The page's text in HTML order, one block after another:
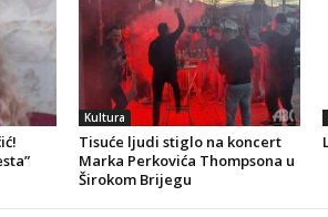
Kultura
Tisuće ljudi stiglo na koncert
Marka Perkovića Thompsona u
Širokom Brijegu